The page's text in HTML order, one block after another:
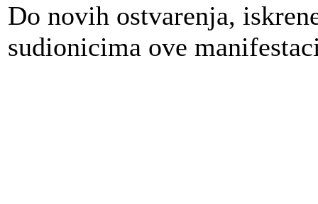
Do novih ostvarenja,
sudionicima ove